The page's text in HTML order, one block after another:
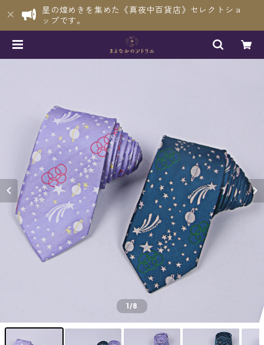
星の煌めきを集めた《真夜中百貨店》セレクトショ
ップです。
1/8